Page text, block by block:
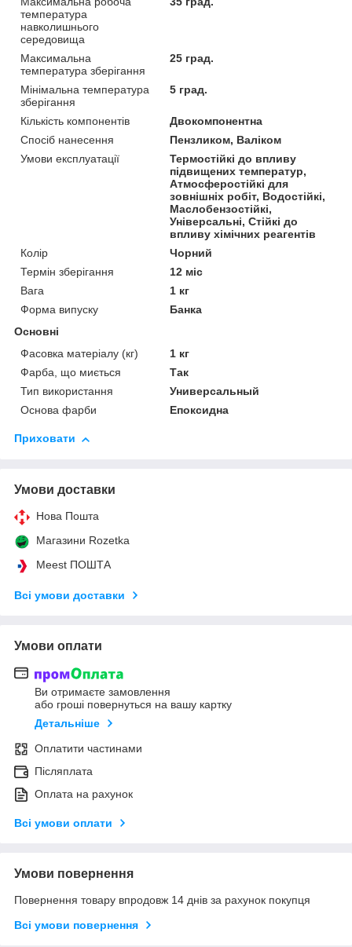
температура
навколишнього
середовища
Максимальна
температура зберігання
25 град.
Мінімальна температура
зберігання
5 град.
Кількість компонентів
Двокомпонентна
Спосіб нанесення
Пензликом, Валіком
Умови експлуатації
Термостійкі до впливу
підвищених температур,
Атмосферостійкі для
зовнішніх робіт, Водостійкі,
Маслобензостійкі,
Універсальні, Стійкі до
впливу хімічних реагентів
Колір
Чорний
Термін зберігання
12 міс
Вага
1 кг
Форма випуску
Банка
Основні
Фасовка матеріалу (кг)
1 кг
Фарба, що миється
Так
Тип використання
Универсальный
Основа фарби
Епоксидна
Приховати
Умови доставки
Нова Пошта
Магазини Rozetka
Meest ПОШТА
Всі умови доставки
Умови оплати
Ви отримаєте замовлення
або гроші повернуться на вашу картку
Детальніше
Оплатити частинами
Післяплата
Оплата на рахунок
Всі умови оплати
Умови повернення
Повернення товару впродовж 14 днів за рахунок покупця
Всі умови повернення